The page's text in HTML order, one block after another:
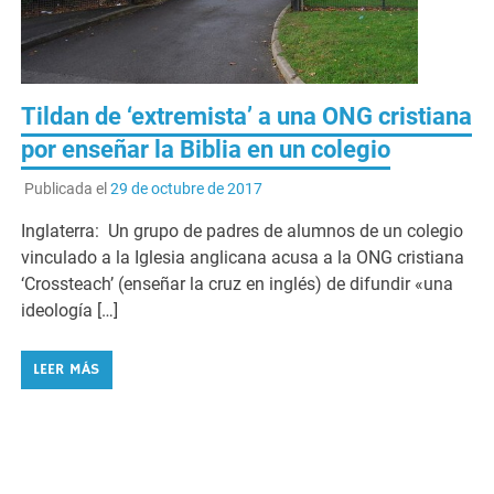
Tildan de ‘extremista’ a una ONG cristiana
por enseñar la Biblia en un colegio
Publicada el 29 de octubre de 2017
Inglaterra: Un grupo de padres de alumnos de un colegio
vinculado a la Iglesia anglicana acusa a la ONG cristiana
‘Crossteach’ (enseñar la cruz en inglés) de difundir «una
ideología […]
LEER MÁS